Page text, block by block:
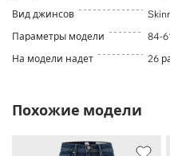
Вид джинсов
Параметры модели
84-
На модели надет
26
Похожие модели